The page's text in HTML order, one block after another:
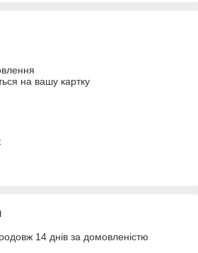
на вашу картку
14 днів за домовленістю